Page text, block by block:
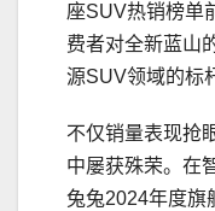
座SUV热销榜单
费者对全新蓝山
源SUV领域的标
不仅销量表现抢
中屡获殊荣。在
兔兔2024年度旗